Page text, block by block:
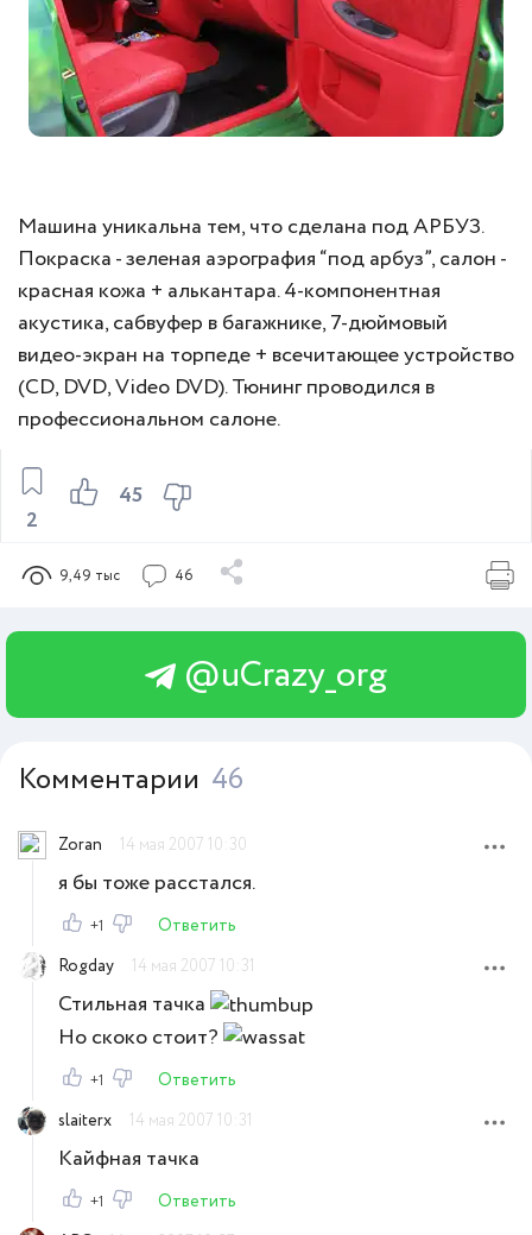
45
2
Машина уникальна тем, что сделана под АРБУЗ.
Покраска - зеленая аэрография “под арбуз”, салон -
красная кожа + алькантара. 4-компонентная
акустика, сабвуфер в багажнике, 7-дюймовый
видео-экран на торпеде + всечитающее устройство
(CD, DVD, Video DVD). Тюнинг проводился в
профессиональном салоне.
9,49 тыс 46
@uCrazy_org
Комментарии 46
Zoran 14 мая 2007 10:30
я бы тоже расстался.
+1
Ответить
Rogday
14 мая 2007 10:31
Стильная тачка
Но скоко стоит?
+1
Ответить
slaiterx
14 мая 2007 10:31
Кайфная тачка
+1
Ответить